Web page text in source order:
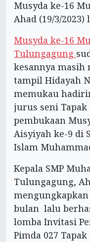
Musyda ke-16
Ahad (19/3/2023)
Musyda ke-16
Tulungagung
kesannya masih
tampil Hidayah
memukau
jurus seni Tapak
pembukaan
Aisyiyah ke-9 di
Islam
Kepala SMP
Tulungagung,
bulan lalu
lomba Invitasi
Pimda 027